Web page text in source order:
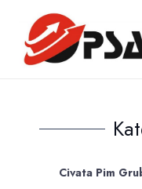
Civata Pim